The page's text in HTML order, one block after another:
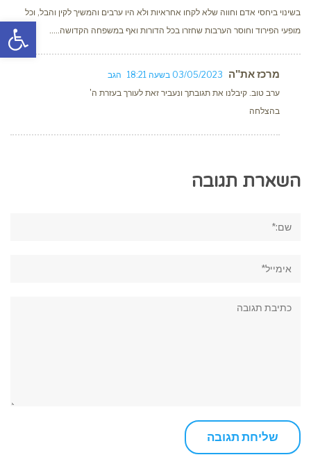
פתח
בשינוי ביחסי אדם וחווה שלא לקחו אחראיות ולא היו ערבים והמשיך לקין והבל, וכל
מופעי הפירוד וחוסר הערבות שחזרו בכל הדורות ואף במשפחה הקדושה…..
מרכז את"ה 03/05/2023 בשעה 18:21
הגב
ערב טוב. קיבלנו את תגובתך ונעביר זאת לעורך בעזרת ה'
בהצלחה
השארת תגובה